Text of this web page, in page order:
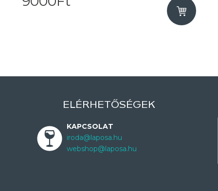
ELÉRHETŐSÉGEK
KAPCSOLAT
iroda@laposa.hu
webshop@laposa.hu